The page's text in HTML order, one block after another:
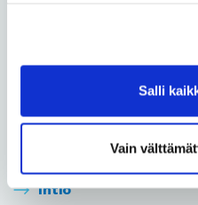
Salli
Vain
Intiö